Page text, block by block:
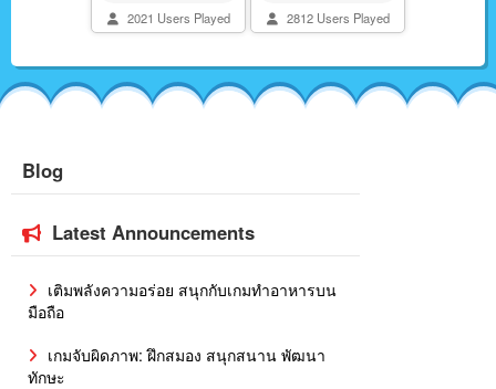
2021 Users Played 2812 Users Played
Blog
Latest Announcements
เติมพลังความอร่อย สนุกกับเกมทำอาหารบน
มือถือ
เกมจับผิดภาพ: ฝึกสมอง สนุกสนาน พัฒนา
ทักษะ